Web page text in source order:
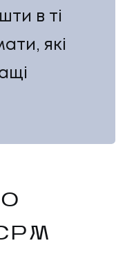
в ті
які